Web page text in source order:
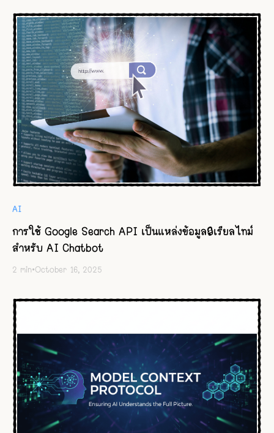
AI
การใช้ Google Search API เป็นแหล่งข้อมูล🔒เรียลไทม์
สำหรับ AI Chatbot
2 min•October 16, 2025